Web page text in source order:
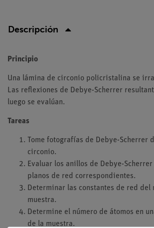
Descripción
Principio
Una lámina de circonio policristalina se
Las reflexiones de Debye-Scherrer
luego se evalúan.
Tareas
Tome fotografías de Debye-Scherrer
circonio.
Evaluar los anillos de Debye-
planos de red correspondientes.
Determinar las constantes de red del
muestra.
Determine el número de átomos en
de la muestra.